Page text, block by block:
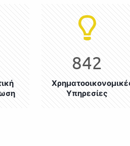
842
Υπηρεσίες